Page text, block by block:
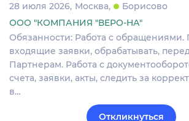
28 июля 2026 Москва
Борисово
ООО "КОМПАНИЯ "ВЕРО-НА"
Обязанности: Работа с обращениями.
входящие заявки, обрабатывать,
Партнерам. Работа с
счета, заявки, акты, следить за
в…
Откликнуться